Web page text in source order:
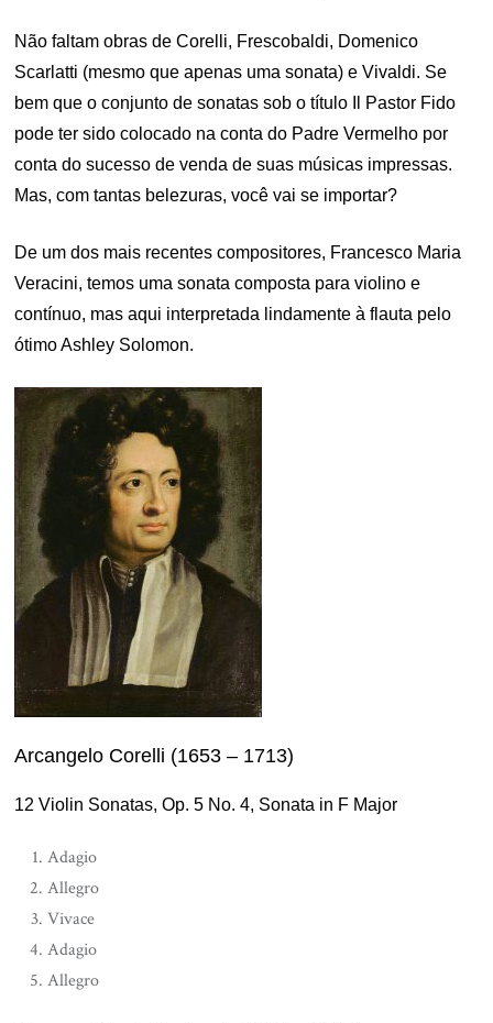
Não faltam obras de Corelli, Frescobaldi, Domenico
Scarlatti (mesmo que apenas uma sonata) e Vivaldi. Se
bem que o conjunto de sonatas sob o título Il Pastor Fido
pode ter sido colocado na conta do Padre Vermelho por
conta do sucesso de venda de suas músicas impressas.
Mas, com tantas belezuras, você vai se importar?
De um dos mais recentes compositores, Francesco Maria
Veracini, temos uma sonata composta para violino e
contínuo, mas aqui interpretada lindamente à flauta pelo
ótimo Ashley Solomon.
Arcangelo Corelli (1653 – 1713)
12 Violin Sonatas, Op. 5 No. 4, Sonata in F Major
Adagio
Allegro
Vivace
Adagio
Allegro